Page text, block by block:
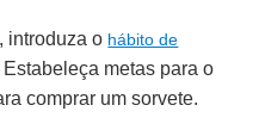
introduza o hábito de
Estabeleça metas para o
comprar um sorvete.